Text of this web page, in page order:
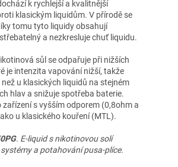
k rychlejší a kvalitnější
klasickým liquidům. V přírodě se
tomu tyto liquidy obsahují
a nezkresluje chuť liquidu.
sůl se odpařuje při nižších
je intenzita vapování nižší, takže
u klasických liquidů na stejném
hlav a snižuje spotřeba baterie.
s vyšším odporem (0,8ohm a
u klasického kouření (MTL).
. E-liquid s nikotinovou solí
a potahování pusa-plíce.